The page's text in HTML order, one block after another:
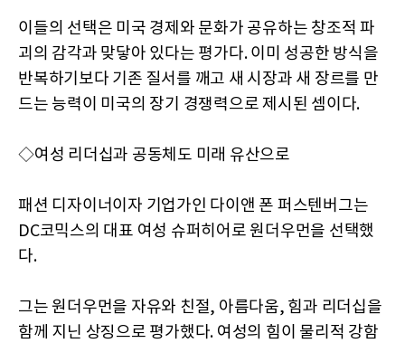
이들의 선택은 미국 경제와 문화가 공유하는 창조적 파
괴의 감각과 맞닿아 있다는 평가다. 이미 성공한 방식을
반복하기보다 기존 질서를 깨고 새 시장과 새 장르를 만
드는 능력이 미국의 장기 경쟁력으로 제시된 셈이다.
◇여성 리더십과 공동체도 미래 유산으로
패션 디자이너이자 기업가인 다이앤 폰 퍼스텐버그는
DC코믹스의 대표 여성 슈퍼히어로 원더우먼을 선택했
다.
그는 원더우먼을 자유와 친절, 아름다움, 힘과 리더십을
함께 지닌 상징으로 평가했다. 여성의 힘이 물리적 강함